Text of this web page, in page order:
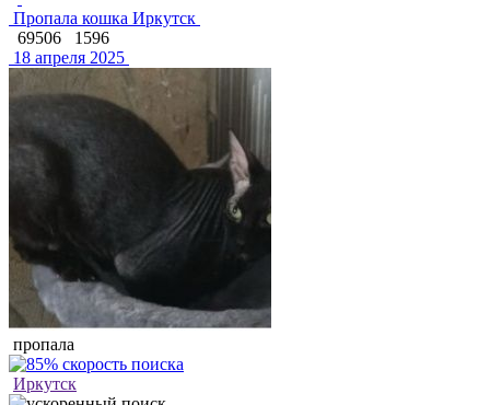
Пропала кошка Иркутск
69506
1596
18 апреля 2025
пропала
Иркутск